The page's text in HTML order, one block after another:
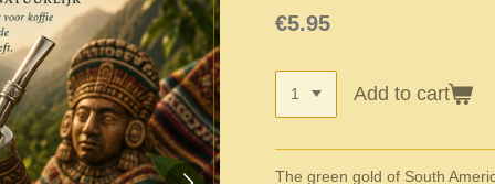
€5.95
Add to cart
The green gold of South